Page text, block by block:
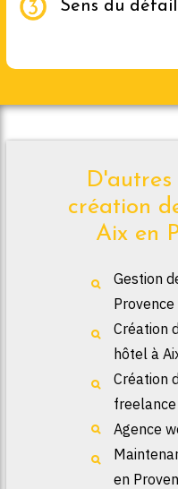
Sens du détail
création
Aix en
Gestion
Provence
Création
hôtel à
Création
freelance
Agence
en